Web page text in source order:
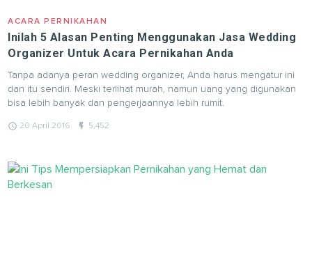
ACARA PERNIKAHAN
Inilah 5 Alasan Penting Menggunakan Jasa Wedding
Organizer Untuk Acara Pernikahan Anda
Tanpa adanya peran wedding organizer, Anda harus mengatur ini
dan itu sendiri. Meski terlihat murah, namun uang yang digunakan
bisa lebih banyak dan pengerjaannya lebih rumit.
query_builder 20 April 2016 flash_on 5,452